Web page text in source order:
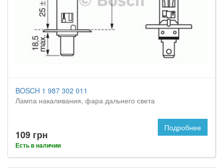
BOSCH 1 987 302 011
Лампа накаливания, фара дальнего света
109 грн
Есть в наличии
Подробнее